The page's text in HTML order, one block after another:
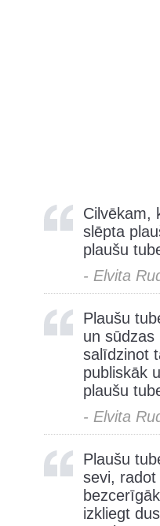
Cilvēkam,
slēpta
plaušu
- Elvita
Plaušu
un
salīdzinot
publiskāk
plaušu
- Elvita
Plaušu
sevi,
izkliegt